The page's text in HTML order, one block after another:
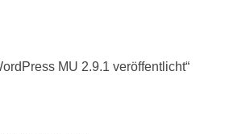
MU 2.9.1 veröffentlicht“